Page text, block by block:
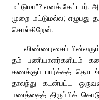
மட்டுமா”? எனக் கேட்டார்.
முறை மட்டுமல்ல;
சொல்கிறேன்.
விண்ணரசைப் பின்வரும்
தம் பணியாளர்களிடம்
கணக்குப் பார்க்கத்
தாலந்து கடன்பட்ட
பணத்தைத் திருப்பிக்